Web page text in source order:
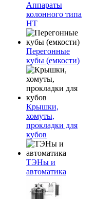
Аппараты
колонного типа
НТ
Перегонные
кубы (емкости)
Крышки,
хомуты,
прокладки для
кубов
ТЭНы и
автоматика